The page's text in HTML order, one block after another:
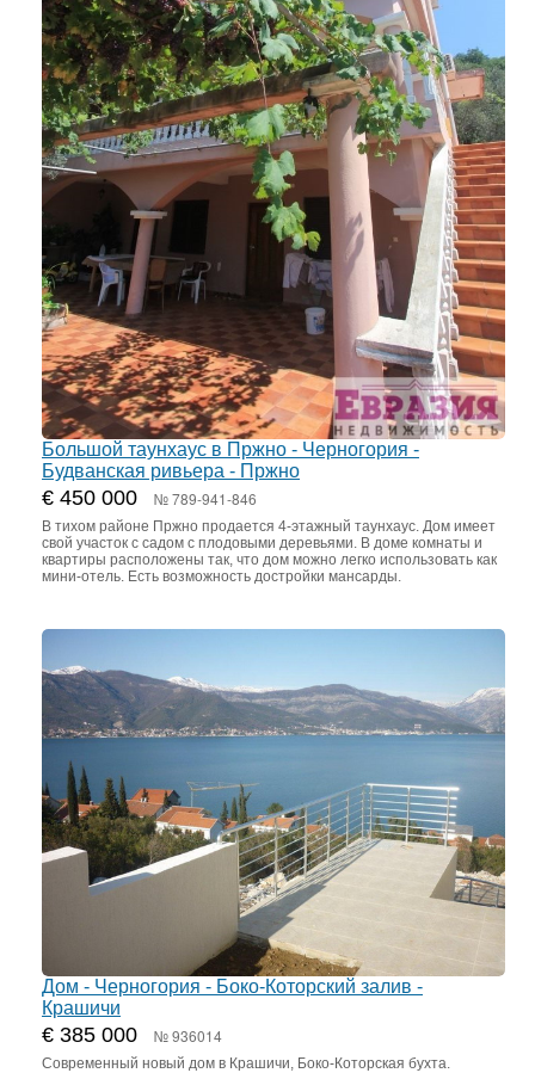
Большой таунхаус в Пржно - Черногория -
Будванская ривьера - Пржно
€ 450 000 № 789-941-846
В тихом районе Пржно продается 4-этажный таунхаус. Дом имеет
свой участок с садом с плодовыми деревьями. В доме комнаты и
квартиры расположены так, что дом можно легко использовать как
мини-отель. Есть возможность достройки мансарды.
Дом - Черногория - Боко-Которский залив -
Крашичи
€ 385 000 № 936014
Современный новый дом в Крашичи, Боко-Которская бухта.